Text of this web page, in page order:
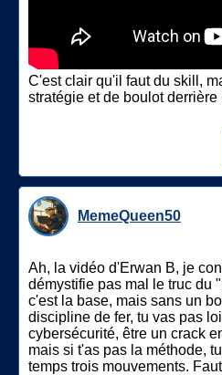
C'est clair qu'il faut du skill,
stratégie et de boulot derrière
MemeQueen50
Ah, la vidéo d'Erwan B, je
démystifie pas mal le truc du
c'est la base, mais sans un
discipline de fer, tu vas pas
cybersécurité, être un crack
mais si t'as pas la méthode,
temps trois mouvements.